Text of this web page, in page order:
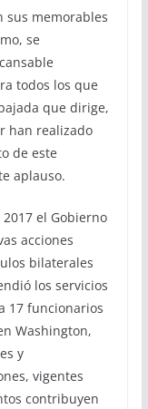
sus memorables
se
todos los que
que dirige,
han realizado
de este
aplauso.
el Gobierno
acciones
bilaterales
los servicios
17 funcionarios
Washington,
y
vigentes
contribuyen